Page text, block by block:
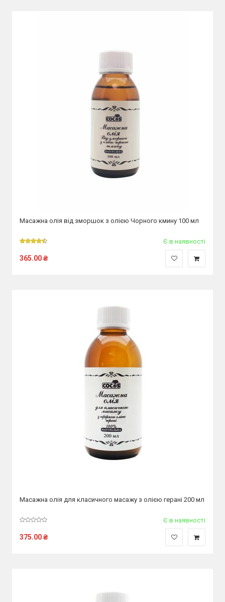
Масажна олія від зморшок з олією Чорного кмину 100 мл
Є в наявності
365.00₴
Масажна олія для класичного масажу з олією герані 200 мл
Є в наявності
375.00₴